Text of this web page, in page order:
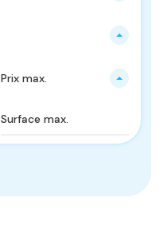
Prix ​​max.